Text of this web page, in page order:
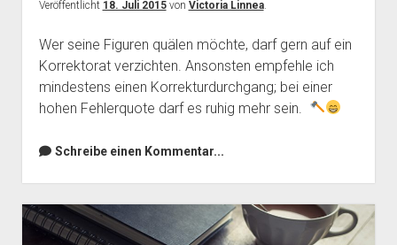
Veröffentlicht 18. Juli 2015von Victoria Linnea.
Wer seine Figuren quälen möchte, darf gern auf ein
Korrektorat verzichten. Ansonsten empfehle ich
mindestens einen Korrekturdurchgang; bei einer
hohen Fehlerquote darf es ruhig mehr sein.
Schreibe einen Kommentar...